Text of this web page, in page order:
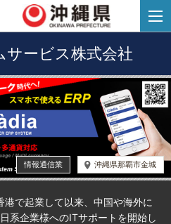
サービス株式会社
情報通信業 沖縄県那覇市金城
港で起業して以来、中国や海外に
系企業様へのITサポートを開始し